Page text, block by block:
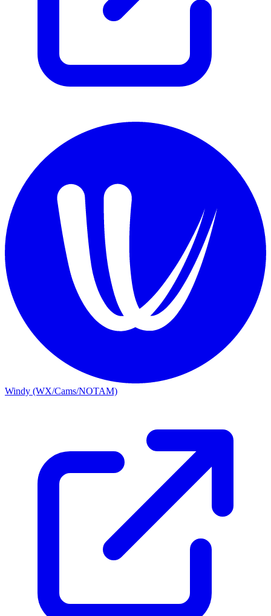
Windy (WX/Cams/NOTAM)